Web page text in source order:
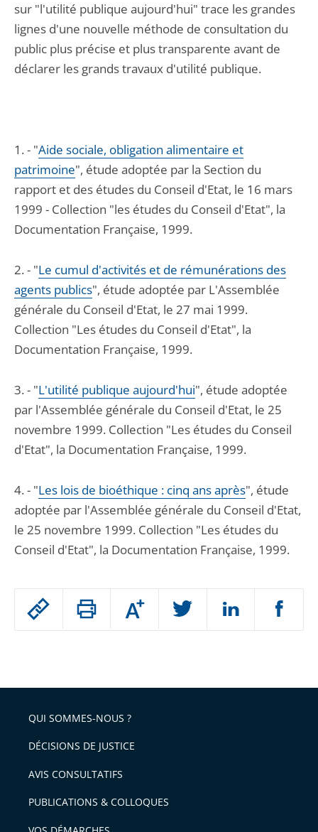
Passer
arriver
après
Augmenter
ou
l'article
pour
avant
sur "l'utilité publique aujourd'hui" trace les grandes
lignes d'une nouvelle méthode de consultation du
public plus précise et plus transparente avant de
déclarer les grands travaux d'utilité publique.
1. - "Aide sociale, obligation alimentaire et
patrimoine", étude adoptée par la Section du
rapport et des études du Conseil d'Etat, le 16 mars
1999 - Collection "les études du Conseil d'Etat", la
Documentation Française, 1999.
2. - "Le cumul d'activités et de rémunérations des
agents publics", étude adoptée par L'Assemblée
générale du Conseil d'Etat, le 27 mai 1999.
Collection "Les études du Conseil d'Etat", la
Documentation Française, 1999.
3. - "L'utilité publique aujourd'hui", étude adoptée
par l'Assemblée générale du Conseil d'Etat, le 25
novembre 1999. Collection "Les études du Conseil
d'Etat", la Documentation Française, 1999.
4. - "Les lois de bioéthique : cinq ans après", étude
adoptée par l'Assemblée générale du Conseil d'Etat,
le 25 novembre 1999. Collection "Les études du
Conseil d'Etat", la Documentation Française, 1999.
QUI SOMMES-NOUS ?
DÉCISIONS DE JUSTICE
AVIS CONSULTATIFS
PUBLICATIONS & COLLOQUES